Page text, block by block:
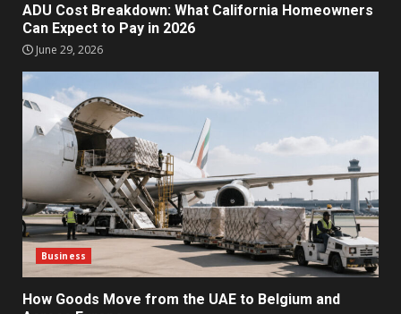
ADU Cost Breakdown: What California Homeowners
Can Expect to Pay in 2026
June 29, 2026
Business
How Goods Move from the UAE to Belgium and